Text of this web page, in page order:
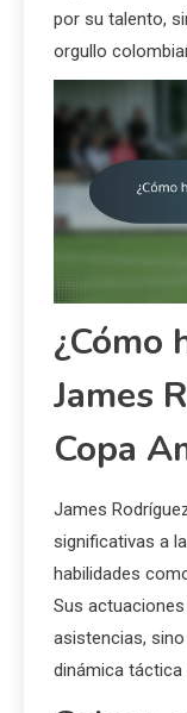
por su talento,
orgullo
¿Cómo
James
Copa
James
significativas a
habilidades
Sus
asistencias,
dinámica táctica